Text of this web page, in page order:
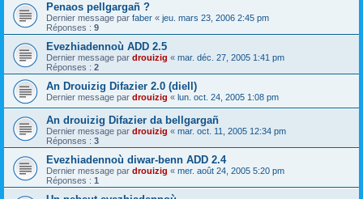
Penaos pellgargañ ?
Dernier message par faber « jeu. mars 23, 2006 2:45 pm
Réponses : 9
Evezhiadennoù ADD 2.5
Dernier message par drouizig « mar. déc. 27, 2005 1:41 pm
Réponses : 2
An Drouizig Difazier 2.0 (diell)
Dernier message par drouizig « lun. oct. 24, 2005 1:08 pm
An drouizig Difazier da bellgargañ
Dernier message par drouizig « mar. oct. 11, 2005 12:34 pm
Réponses : 3
Evezhiadennoù diwar-benn ADD 2.4
Dernier message par drouizig « mer. août 24, 2005 5:20 pm
Réponses : 1